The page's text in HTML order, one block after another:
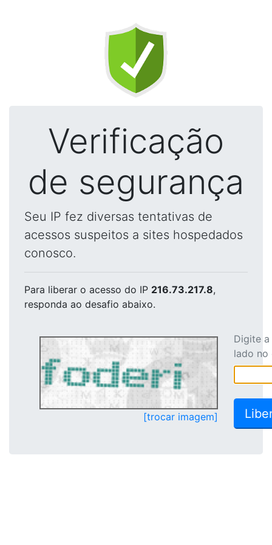
Verificação
de segurança
Seu IP fez diversas tentativas de
acessos suspeitos a sites hospedados
conosco.
Para liberar o acesso do IP 216.73.217.8,
responda ao desafio abaixo.
[trocar imagem]
Digite
lado no